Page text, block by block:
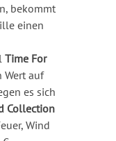
bekommt
einen
Time For
auf
es sich
Collection
Wind